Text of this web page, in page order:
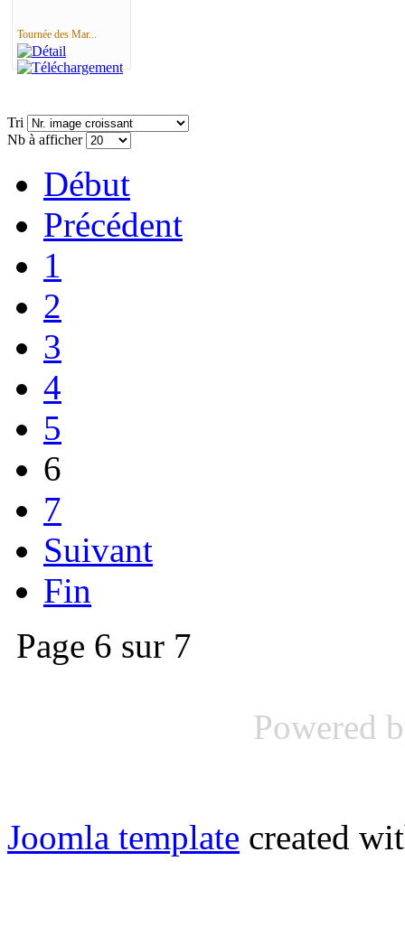
Tournée des Mar...
Tri
Nb à afficher
Début
Précédent
1
2
3
4
5
6
7
Suivant
Fin
Page 6 sur 7
Powered
Joomla template created